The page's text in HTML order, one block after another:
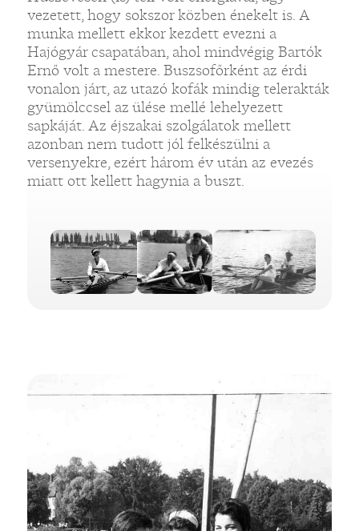
vezetett, hogy sokszor közben énekelt is. A
munka mellett ekkor kezdett evezni a
Hajógyár csapatában, ahol mindvégig Bartók
Ernő volt a mestere. Buszsofőrként az érdi
vonalon járt, az utazó kofák mindig telerakták
gyümölccsel az ülése mellé lehelyezett
sapkáját. Az éjszakai szolgálatok mellett
azonban nem tudott jól felkészülni a
versenyekre, ezért három év után az evezés
miatt ott kellett hagynia a buszt.